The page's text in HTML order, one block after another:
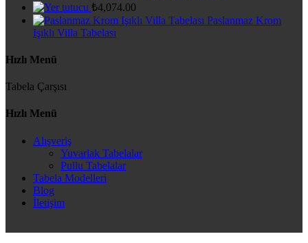
₺4,074.00
Paslanmaz Krom
Işıklı Villa Tabelası
Hızlı Menü
Tabela Çarşısı
Hızlı Menü
Alışveriş
Yuvarlak Tabelalar
Pullu Tabelalar
Tabela Modelleri
Blog
İletişim